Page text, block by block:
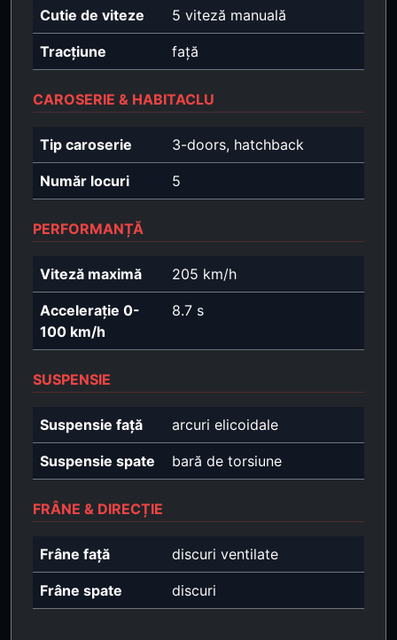
Cutie de viteze 5 viteză manuală
Tracțiune față
CAROSERIE & HABITACLU
Tip caroserie 3-doors, hatchback
Număr locuri 5
PERFORMANȚĂ
Viteză maximă 205 km/h
Accelerație 0-
100 km/h
8.7 s
SUSPENSIE
Suspensie față arcuri elicoidale
Suspensie spate bară de torsiune
FRÂNE & DIRECȚIE
Frâne față discuri ventilate
Frâne spate discuri